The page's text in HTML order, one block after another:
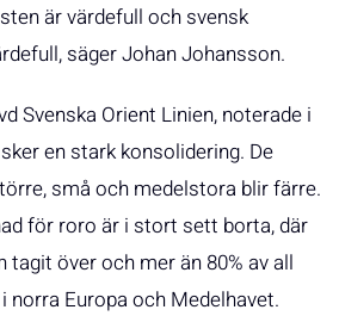
är värdefull och svensk
säger Johan Johansson.
Svenska Orient Linien, noterade i
en stark konsolidering. De
små och medelstora blir färre.
för roro är i stort sett borta, där
tagit över och mer än 80% av all
norra Europa och Medelhavet.